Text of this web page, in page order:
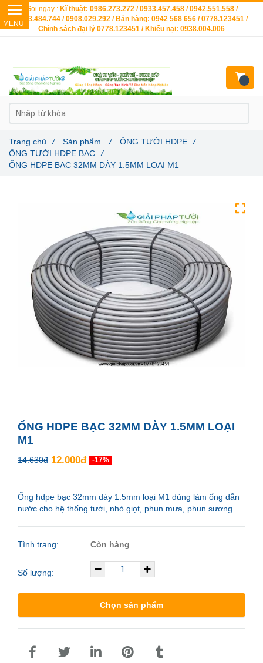
ỐNG HDPE BẠC 32MM DÀY 1.5MM LOẠI
M1
14.630đ 12.000đ -17%
Ống hdpe bạc 32mm dày 1.5mm loại M1 dùng làm ống dẫn
nước cho hệ thống tưới, nhỏ giọt, phun mưa, phun sương.
Tình trạng: Còn hàng
Số lượng:
Chọn sản phẩm
Trang chủ / Sản phẩm / ỐNG TƯỚI HDPE
/
ỐNG TƯỚI HDPE BẠC
/
ỐNG HDPE BẠC 32MM DÀY 1.5MM LOẠI M1
Gọi ngay : Kĩ thuật: 0986.273.272 / 0933.457.458 / 0942.551.558 /
0903.484.744 / 0908.029.292 / Bán hàng: 0942 568 656 / 0778.123451 /
Chính sách đại lý 0778.123451 / Khiếu nại: 0938.004.006